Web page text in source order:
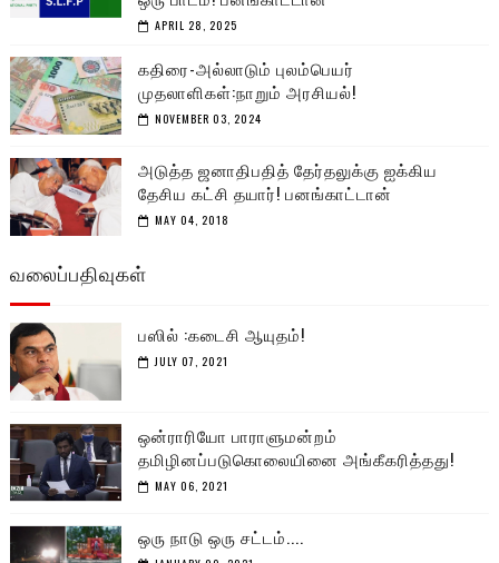
APRIL 28, 2025
கதிரை-அல்லாடும் புலம்பெயர்
முதலாளிகள்:நாறும் அரசியல்!
NOVEMBER 03, 2024
அடுத்த ஜனாதிபதித் தேர்தலுக்கு ஐக்கிய
தேசிய கட்சி தயார்! பனங்காட்டான்
MAY 04, 2018
வலைப்பதிவுகள்
பஸில் :கடைசி ஆயுதம்!
JULY 07, 2021
ஒன்ராரியோ பாராளுமன்றம்
தமிழினப்படுகொலையினை அங்கீகரித்தது!
MAY 06, 2021
ஒரு நாடு ஒரு சட்டம்....